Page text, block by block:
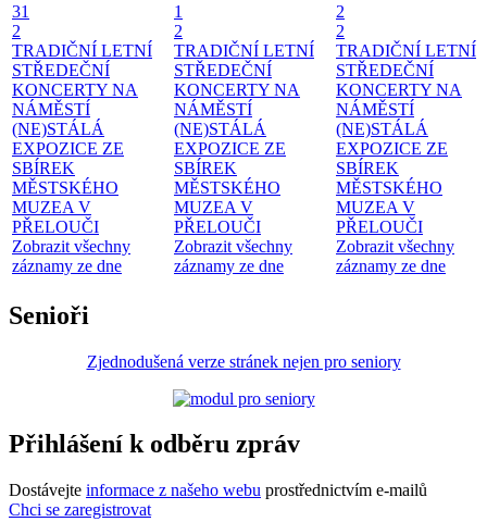
31
2
TRADIČNÍ LETNÍ
STŘEDEČNÍ
KONCERTY NA
NÁMĚSTÍ
(NE)STÁLÁ
EXPOZICE ZE
SBÍREK
MĚSTSKÉHO
MUZEA V
PŘELOUČI
Zobrazit všechny
záznamy ze dne
1
2
TRADIČNÍ LETNÍ
STŘEDEČNÍ
KONCERTY NA
NÁMĚSTÍ
(NE)STÁLÁ
EXPOZICE ZE
SBÍREK
MĚSTSKÉHO
MUZEA V
PŘELOUČI
Zobrazit všechny
záznamy ze dne
2
2
TRADIČNÍ LETNÍ
STŘEDEČNÍ
KONCERTY NA
NÁMĚSTÍ
(NE)STÁLÁ
EXPOZICE ZE
SBÍREK
MĚSTSKÉHO
MUZEA V
PŘELOUČI
Zobrazit všechny
záznamy ze dne
Senioři
Zjednodušená verze stránek nejen pro seniory
Přihlášení k odběru zpráv
Dostávejte informace z našeho webu prostřednictvím e-mailů
Chci se zaregistrovat